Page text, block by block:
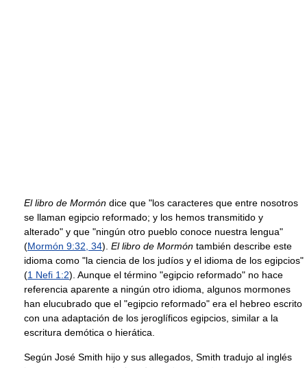
El libro de Mormón dice que "los caracteres que entre nosotros
se llaman egipcio reformado; y los hemos transmitido y
alterado" y que "ningún otro pueblo conoce nuestra lengua"
(Mormón 9:32, 34). El libro de Mormón también describe este
idioma como "la ciencia de los judíos y el idioma de los egipcios"
(1 Nefi 1:2). Aunque el término "egipcio reformado" no hace
referencia aparente a ningún otro idioma, algunos mormones
han elucubrado que el "egipcio reformado" era el hebreo escrito
con una adaptación de los jeroglíficos egipcios, similar a la
escritura demótica o hierática.
Según José Smith hijo y sus allegados, Smith tradujo al inglés